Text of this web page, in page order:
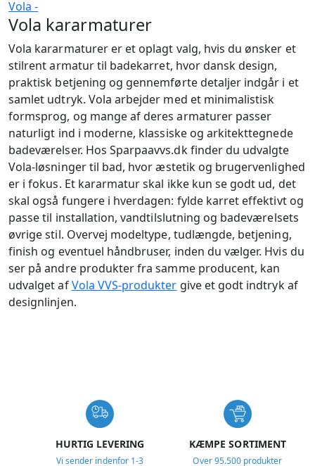
Vola kararmaturer
Vola kararmaturer er et oplagt valg, hvis du ønsker et
stilrent armatur til badekarret, hvor dansk design,
praktisk betjening og gennemførte detaljer indgår i et
samlet udtryk. Vola arbejder med et minimalistisk
formsprog, og mange af deres armaturer passer
naturligt ind i moderne, klassiske og arkitekttegnede
badeværelser. Hos Sparpaavvs.dk finder du udvalgte
Vola-løsninger til bad, hvor æstetik og brugervenlighed
er i fokus. Et kararmatur skal ikke kun se godt ud, det
skal også fungere i hverdagen: fylde karret effektivt og
passe til installation, vandtilslutning og badeværelsets
øvrige stil. Overvej modeltype, tudlængde, betjening,
finish og eventuel håndbruser, inden du vælger. Hvis du
ser på andre produkter fra samme producent, kan
udvalget afVola VVS-produkter give et godt indtryk af
designlinjen.
HURTIG LEVERING
Vi sender indenfor 1-3
KÆMPE SORTIMENT
Over 95.500 produkter